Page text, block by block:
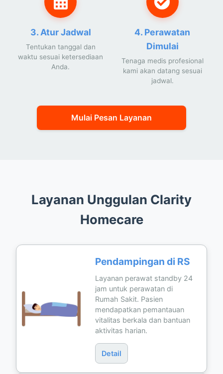
3. Atur Jadwal
Tentukan tanggal dan
waktu sesuai ketersediaan
Anda.
4. Perawatan
Dimulai
Tenaga medis profesional
kami akan datang sesuai
jadwal.
Mulai Pesan Layanan
Layanan Unggulan Clarity
Homecare
Pendampingan di RS
Layanan perawat standby 24
jam untuk perawatan di
Rumah Sakit. Pasien
mendapatkan pemantauan
vitalitas berkala dan bantuan
aktivitas harian.
Detail